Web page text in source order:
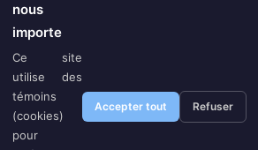
T. 514-434-8777 | C.
5610.3930.01 |
Politique
© Peinture DM Prestige | Tous droits réservés
nous
importe
Ce site
utilise des
témoins
(cookies)
pour
Accepter tout Refuser